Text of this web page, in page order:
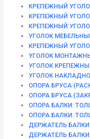
КРЕПЕЖНЫЙ
КРЕПЕЖНЫЙ
КРЕПЕЖНЫЙ
УГОЛОК
КРЕПЕЖНЫЙ
УГОЛОК
УГОЛОК
УГОЛОК
ОПОРА БРУСА
ОПОРА БРУСА
ОПОРА БАЛКИ:
ОПОРА БАЛКИ:
ДЕРЖАТЕЛЬ
ДЕРЖАТЕЛЬ